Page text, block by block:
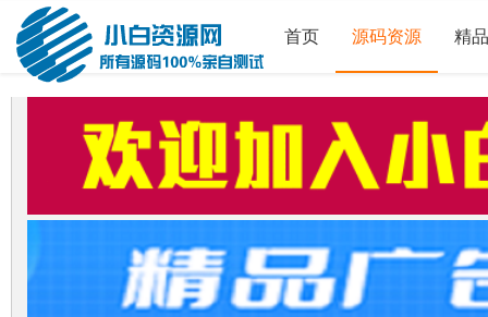
首页 源码资源 精